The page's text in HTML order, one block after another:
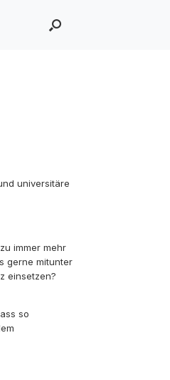
universitäre
immer mehr
gerne mitunter
einsetzen?
so